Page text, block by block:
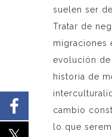
suelen ser
Tratar de
migraciones
evolución de
historia de
cambio
lo que